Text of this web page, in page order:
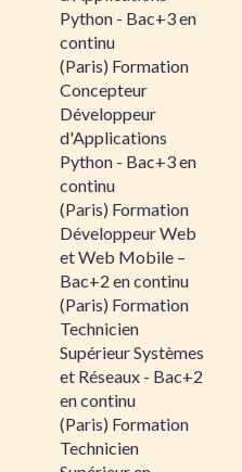
Python - Bac+3 en
continu
(Paris) Formation
Concepteur
Développeur
d'Applications
Python - Bac+3 en
continu
(Paris) Formation
Développeur Web
et Web Mobile –
Bac+2 en continu
(Paris) Formation
Technicien
Supérieur Systèmes
et Réseaux - Bac+2
en continu
(Paris) Formation
Technicien